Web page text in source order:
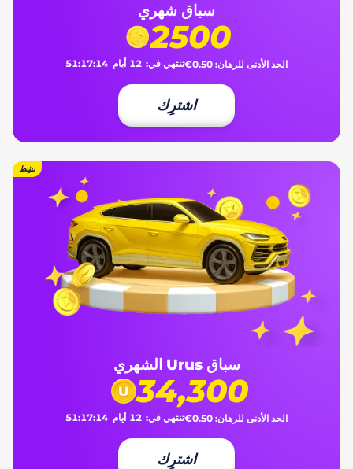
سباق شهري
2500
الحد الأدنى للرهان: €0.50تنتهي في: 12 أيام 14
:
17
:
51
اشترِك
نشِط
سباق Urus الشهري
34,300
الحد الأدنى للرهان: €0.50تنتهي في: 12 أيام 14
:
17
:
51
اشترِك